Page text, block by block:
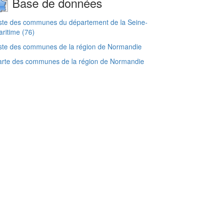
des communes du département de la Seine-
(76)
des communes de la région de Normandie
des communes de la région de Normandie